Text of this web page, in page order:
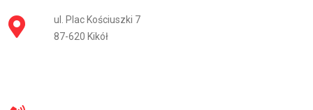
ul. Plac Kościuszki 7
87-620 Kikół